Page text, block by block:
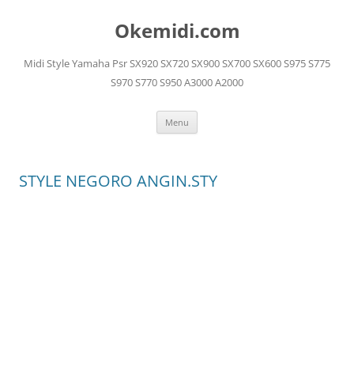
Okemidi.com
Midi Style Yamaha Psr SX920 SX720 SX900 SX700 SX600 S975 S775
S970 S770 S950 A3000 A2000
Menu
STYLE NEGORO ANGIN.STY